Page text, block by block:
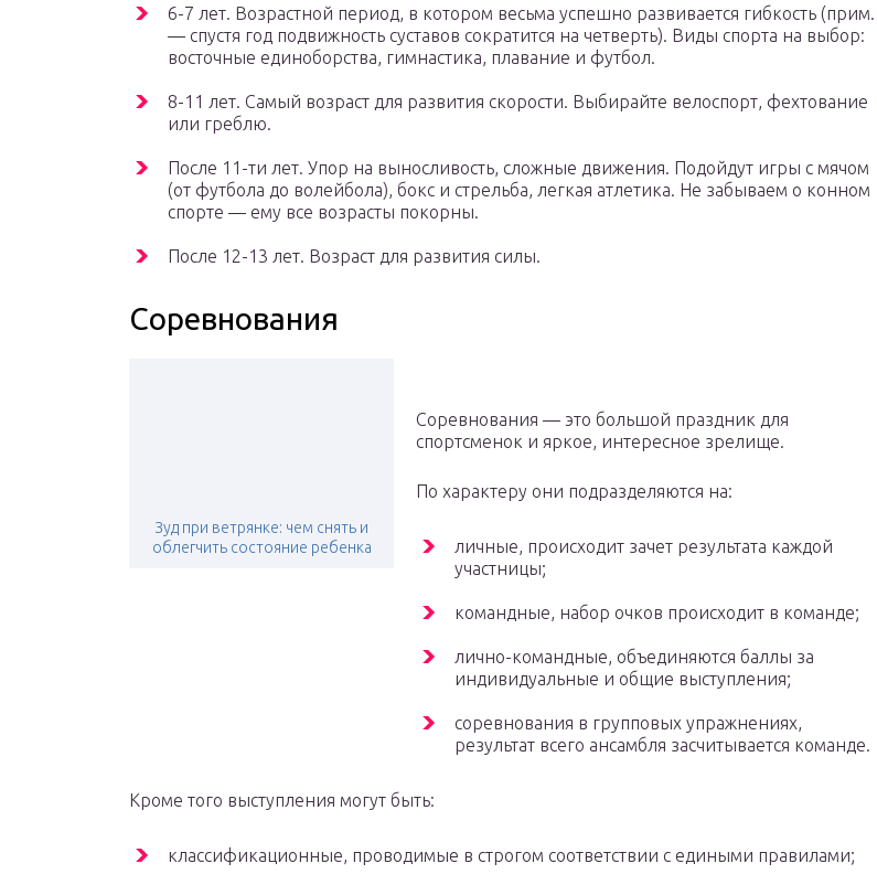
6-7 лет. Возрастной период, в котором весьма успешно развивается гибкость (прим.
— спустя год подвижность суставов сократится на четверть). Виды спорта на выбор:
восточные единоборства, гимнастика, плавание и футбол.
8-11 лет. Самый возраст для развития скорости. Выбирайте велоспорт, фехтование
или греблю.
После 11-ти лет. Упор на выносливость, сложные движения. Подойдут игры с мячом
(от футбола до волейбола), бокс и стрельба, легкая атлетика. Не забываем о конном
спорте — ему все возрасты покорны.
После 12-13 лет. Возраст для развития силы.
Соревнования
Зуд при ветрянке: чем снять и
облегчить состояние ребенка
Соревнования — это большой праздник для
спортсменок и яркое, интересное зрелище.
По характеру они подразделяются на:
личные, происходит зачет результата каждой
участницы;
командные, набор очков происходит в команде;
лично-командные, объединяются баллы за
индивидуальные и общие выступления;
соревнования в групповых упражнениях,
результат всего ансамбля засчитывается команде.
Кроме того выступления могут быть:
классификационные, проводимые в строгом соответствии с едиными правилами;